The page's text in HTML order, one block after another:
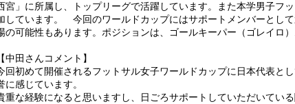
宮」に所属し、トップリーグで活躍しています。また本学男子フ
しています。 今回のワールドカップにはサポートメンバーとし
の可能性もあります。ポジションは、ゴールキーパー（ゴレイロ）
【中田さんコメント】
回初めて開催されるフットサル女子ワールドカップに日本代表と
に感じています。
重な経験になると思いますし、日ごろサポートしていただいてい